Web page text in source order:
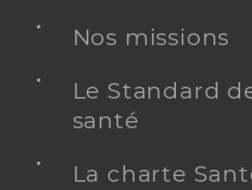
Nos missions
Le Standard
santé
La charte